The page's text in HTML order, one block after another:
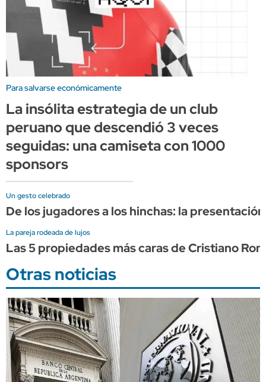
Para salvarse económicamente
La insólita estrategia de un club
peruano que descendió 3 veces
seguidas: una camiseta con 1000
sponsors
Un gesto celebrado
De los jugadores a los hinchas: la
La pareja rodeada de lujos
Las 5 propiedades más caras de Cristiano
Otras noticias